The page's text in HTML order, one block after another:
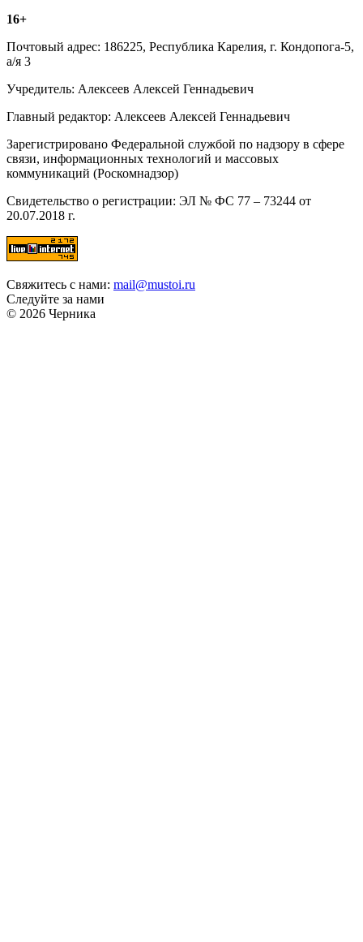
16+
Почтовый адрес: 186225, Республика Карелия, г. Кондопога-5,
а/я 3
Учредитель: Алексеев Алексей Геннадьевич
Главный редактор: Алексеев Алексей Геннадьевич
Зарегистрировано Федеральной службой по надзору в сфере
связи, информационных технологий и массовых
коммуникаций (Роскомнадзор)
Свидетельство о регистрации: ЭЛ № ФС 77 – 73244 от
20.07.2018 г.
Свяжитесь с нами: mail@mustoi.ru
Следуйте за нами
© 2026 Черника